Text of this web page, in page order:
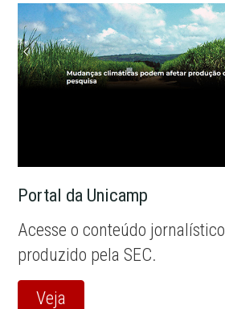
Portal da Unicamp
Acesse o conteúdo jornalístico
produzido pela SEC.
Veja